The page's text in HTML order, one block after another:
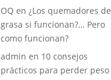
OQ en¿Los quemadores de
grasa si funcionan?… Pero
como funcionan?
admin en 10 consejos
prácticos para perder peso